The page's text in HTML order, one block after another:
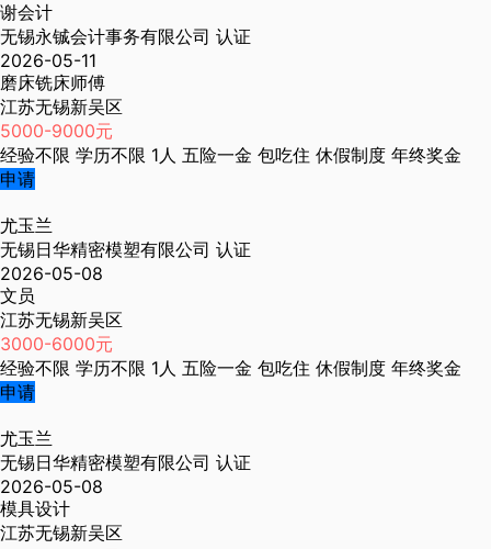
谢会计
无锡永铖会计事务有限公司 认证
2026-05-11
磨床铣床师傅
江苏无锡新吴区
5000-9000元
经验不限 学历不限 1人 五险一金 包吃住 休假制度 年终奖金
申请
尤玉兰
无锡日华精密模塑有限公司 认证
2026-05-08
文员
江苏无锡新吴区
3000-6000元
经验不限 学历不限 1人 五险一金 包吃住 休假制度 年终奖金
申请
尤玉兰
无锡日华精密模塑有限公司 认证
2026-05-08
模具设计
江苏无锡新吴区